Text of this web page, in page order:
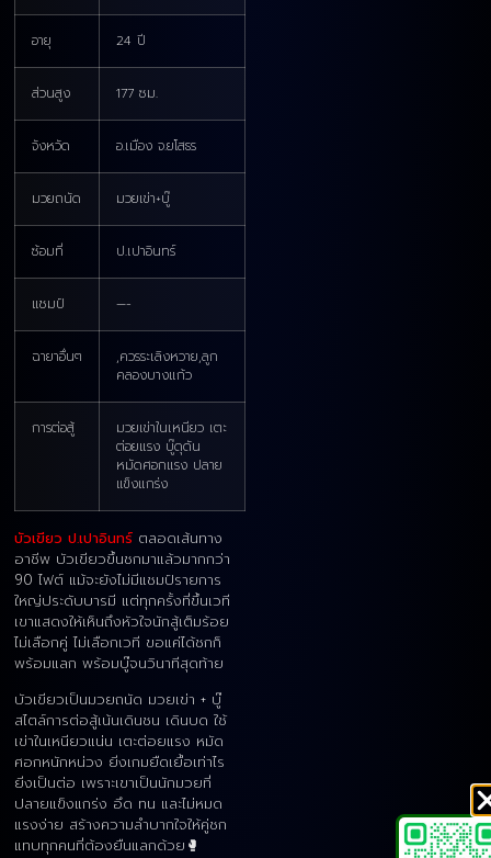
อายุ 24 ปี
ส่วนสูง 177 ซม.
จังหวัด อ.เมือง จ.ยโสธร
มวยถนัด มวยเข่า+บู๊
ซ้อมที่ ป.เปาอินทร์
แชมป์ —-
ฉายาอื่นๆ
,ควรระเลิงหวาย,ลูก
คลองบางแก้ว
การต่อสู้
มวยเข่าในเหนียว เตะ
ต่อยแรง บู๊ดุดัน
หมัดศอกแรง ปลาย
แข็งแกร่ง
บัวเขียว ป.เปาอินทร์ ตลอดเส้นทาง
อาชีพ บัวเขียวขึ้นชกมาแล้วมากกว่า
90 ไฟต์ แม้จะยังไม่มีแชมป์รายการ
ใหญ่ประดับบารมี แต่ทุกครั้งที่ขึ้นเวที
เขาแสดงให้เห็นถึงหัวใจนักสู้เต็มร้อย
ไม่เลือกคู่ ไม่เลือกเวที ขอแค่ได้ชกก็
พร้อมแลก พร้อมบู๊จนวินาทีสุดท้าย
บัวเขียวเป็นมวยถนัด มวยเข่า + บู๊
สไตล์การต่อสู้เน้นเดินชน เดินบด ใช้
เข่าในเหนียวแน่น เตะต่อยแรง หมัด
ศอกหนักหน่วง ยิ่งเกมยืดเยื้อเท่าไร
ยิ่งเป็นต่อ เพราะเขาเป็นนักมวยที่
ปลายแข็งแกร่ง อึด ทน และไม่หมด
แรงง่าย สร้างความลำบากใจให้คู่ชก
แทบทุกคนที่ต้องยืนแลกด้วย🥊